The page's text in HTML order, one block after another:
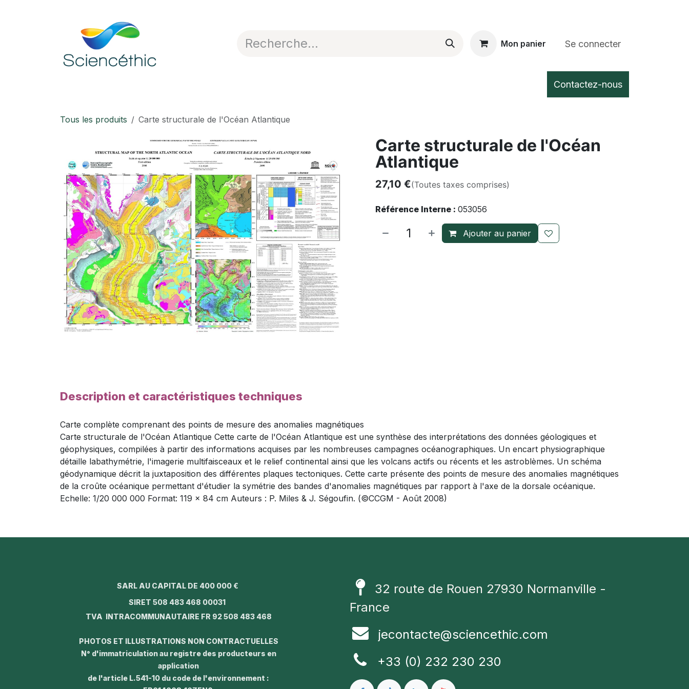
Mon panier Se connecter
Contactez-nous
Tous les produits Carte structurale de l'Océan Atlantique
Carte structurale de l'Océan
Atlantique
27,10 €(Toutes taxes comprises)
Référence Interne : 053056
Ajouter au panier
Description et caractéristiques techniques
Carte complète comprenant des points de mesure des anomalies magnétiques
Carte structurale de l'Océan Atlantique Cette carte de l'Océan Atlantique est une synthèse des interprétations des données géologiques et
géophysiques, compilées à partir des informations acquises par les nombreuses campagnes océanographiques. Un encart physiographique
détaille labathymétrie, l'imagerie multifaisceaux et le relief continental ainsi que les volcans actifs ou récents et les astroblèmes. Un schéma
géodynamique décrit la juxtaposition des différentes plaques tectoniques. Cette carte présente des points de mesure des anomalies magnétiques
de la croûte océanique permettant d'étudier la symétrie des bandes d'anomalies magnétiques par rapport à l'axe de la dorsale océanique.
Echelle: 1/20 000 000 Format: 119 x 84 cm Auteurs : P. Miles & J. Ségoufin. (©CCGM - Août 2008)
SARL AU CAPITAL DE 400 000 €
SIRET 508 483 468 00031
TVA INTRACOMMUNAUTAIRE FR 92 508 483 468
PHOTOS ET ILLUSTRATIONS NON CONTRACTUELLES
N° d'immatriculation au registre des producteurs en
application
de l'article L.541-10 du code de l'environnement :
32 route de Rouen 27930 Normanville -
France
jecontacte@sciencethic.com
+33 (0) 232 230 230